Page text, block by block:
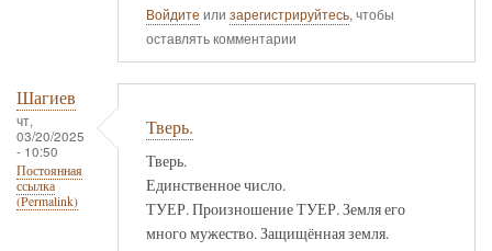
Войдите или зарегистрируйтесь, чтобы
оставлять комментарии
Шагиев
чт,
03/20/2025
- 10:50
Постоянная
ссылка
(Permalink)
Тверь.
Тверь.
Единственное число.
ТУЕР. Произношение ТУЕР. Земля его
много мужество. Защищённая земля.